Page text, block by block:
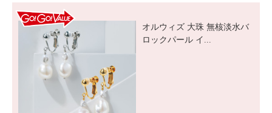
オルウィズ 大珠 無核淡水バ
ロックパール イ...